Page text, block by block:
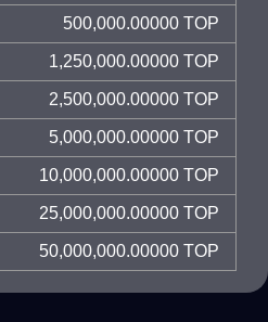
500,000.00000 TOP
1,250,000.00000 TOP
2,500,000.00000 TOP
5,000,000.00000 TOP
10,000,000.00000 TOP
25,000,000.00000 TOP
50,000,000.00000 TOP